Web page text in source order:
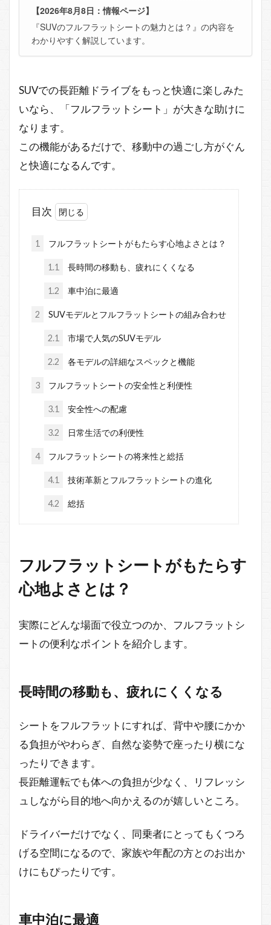
【2026年8月8日：情報ページ】
『SUVのフルフラットシートの魅力とは？』の内容を
わかりやすく解説しています。
SUVでの長距離ドライブをもっと快適に楽しみた
いなら、「フルフラットシート」が大きな助けに
なります。
この機能があるだけで、移動中の過ごし方がぐん
と快適になるんです。
目次
1 フルフラットシートがもたらす心地よさとは？
1.1 長時間の移動も、疲れにくくなる
1.2 車中泊に最適
2 SUVモデルとフルフラットシートの組み合わせ
2.1 市場で人気のSUVモデル
2.2 各モデルの詳細なスペックと機能
3 フルフラットシートの安全性と利便性
3.1 安全性への配慮
3.2 日常生活での利便性
4 フルフラットシートの将来性と総括
4.1 技術革新とフルフラットシートの進化
4.2 総括
フルフラットシートがもたらす
心地よさとは？
実際にどんな場面で役立つのか、フルフラットシ
ートの便利なポイントを紹介します。
長時間の移動も、疲れにくくなる
シートをフルフラットにすれば、背中や腰にかか
る負担がやわらぎ、自然な姿勢で座ったり横にな
ったりできます。
長距離運転でも体への負担が少なく、リフレッシ
ュしながら目的地へ向かえるのが嬉しいところ。
ドライバーだけでなく、同乗者にとってもくつろ
げる空間になるので、家族や年配の方とのお出か
けにもぴったりです。
車中泊に最適